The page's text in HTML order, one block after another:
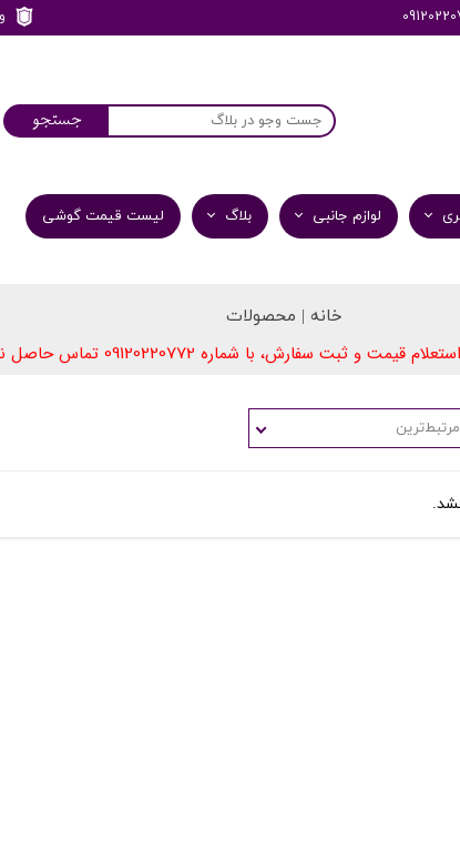
لوازم جانبی بلاگ لیست قیمت گوشی
جستجو
خانه | محصولات
قیمت و ثبت سفارش، با شماره 09​​​​​​​120220772 تماس حاصل
مرتبط‌ترین